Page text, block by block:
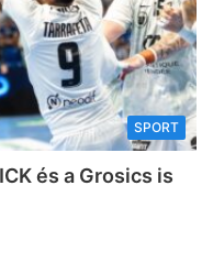
SPORT
és a Grosics is